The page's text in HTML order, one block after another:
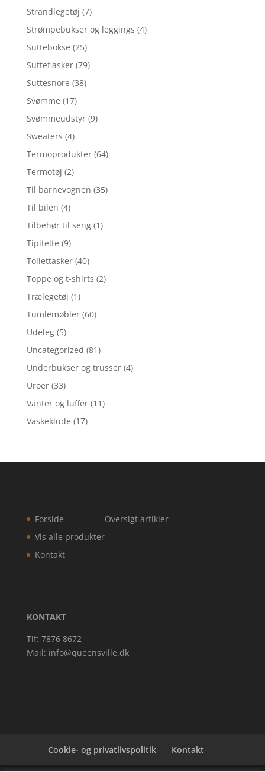
Strandlegetøj (7)
Strømpebukser og leggings (4)
Suttebokse (25)
Sutteflasker (79)
Suttesnore (38)
Svømme (17)
Svømmeudstyr (9)
Sweaters (4)
Termoprodukter (64)
Termotøj (2)
Til barnevognen (35)
Til bilen (4)
Tilbehør til seng (1)
Tipitelte (9)
Toilettasker (40)
Toppe og t-shirts (2)
Trælegetøj (1)
Tumlemøbler (60)
Udeleg (5)
Uncategorized (81)
Underbukser og trusser (4)
Uroer (33)
Vanter og luffer (11)
Vaskeklude (17)
Forside
Vis alle produkter
Kontakt
Oversigt artikler
KONTAKT
Tlf: 7876 8672
Mail: info@queensville.dk
Cookie- og privatlivspolitik Kontakt